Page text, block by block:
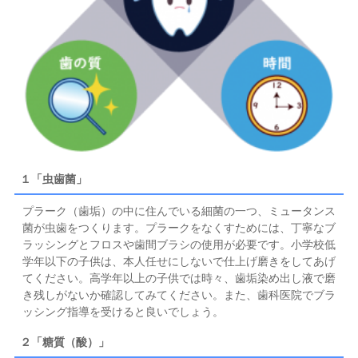
１「虫歯菌」
プラーク（歯垢）の中に住んでいる細菌の一つ、ミュータンス
菌が虫歯をつくります。プラークをなくすためには、丁寧なブ
ラッシングとフロスや歯間ブラシの使用が必要です。小学校低
学年以下の子供は、本人任せにしないで仕上げ磨きをしてあげ
てください。高学年以上の子供では時々、歯垢染め出し液で磨
き残しがないか確認してみてください。また、歯科医院でブラ
ッシング指導を受けると良いでしょう。
２「糖質（酸）」